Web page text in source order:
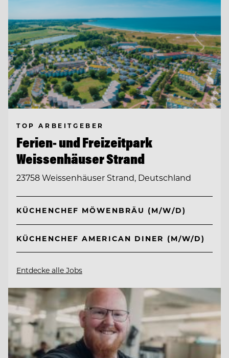
TOP ARBEITGEBER
Ferien- und Freizeitpark
Weissenhäuser Strand
23758 Weissenhäuser Strand, Deutschland
KÜCHENCHEF MÖWENBRÄU (M/W/D)
KÜCHENCHEF AMERICAN DINER (M/W/D)
Entdecke alle Jobs